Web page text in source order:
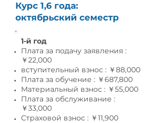
Курс 1,6 года:
октябрьский семестр
1-й год
Плата за подачу заявления :
￥22,000
вступительный взнос : ￥88,000
Плата за обучение : ￥687,800
Материальный взнос : ￥55,000
Плата за обслуживание :
￥33,000
Страховой взнос : ￥11,900